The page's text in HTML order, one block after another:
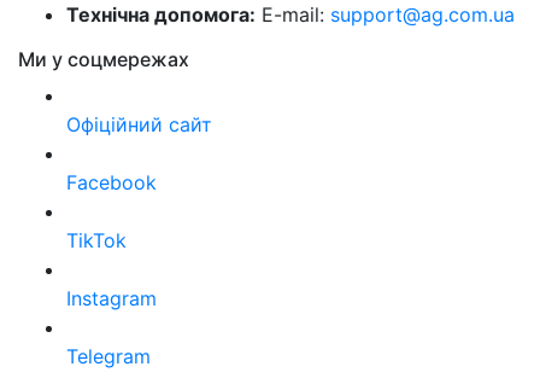
Технічна допомога: E-mail: support@ag.com.ua
Ми у соцмережах
Офіційний сайт
Facebook
TikTok
Instagram
Telegram